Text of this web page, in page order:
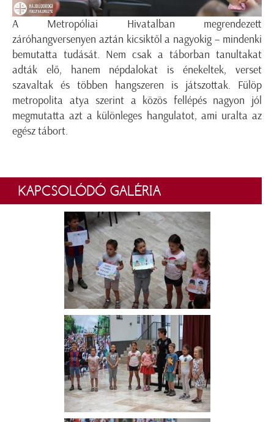
A Metropóliai Hivatalban megrendezett
záróhangversenyen aztán kicsiktől a nagyokig – mindenki
bemutatta tudását. Nem csak a táborban tanultakat
adták elő, hanem népdalokat is énekeltek, verset
szavaltak és többen hangszeren is játszottak. Fülöp
metropolita atya szerint a közös fellépés nagyon jól
megmutatta azt a különleges hangulatot, ami uralta az
egész tábort.
KAPCSOLÓDÓ GALÉRIA